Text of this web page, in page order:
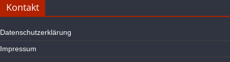
Kontakt
Datenschutzerklärung
Impressum